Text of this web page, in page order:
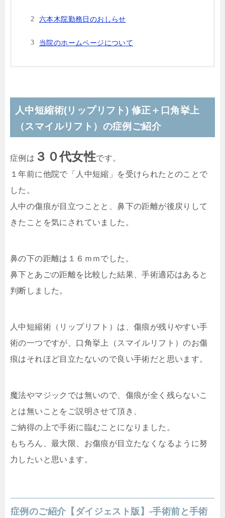
六本木院勤務日のおしらせ
当院のホームページについて
人中短縮術(リップリフト) 修正＋口角挙上
（スマイルリフト）の症例ご紹介
症例は ３０代女性です。
１年前に他院で「人中短縮」を受けられたとのことで
した。
人中の傷痕が目立つことと、鼻下の距離が後戻りして
きたことを気にされていました。
鼻の下の距離は１６ｍｍでした。
鼻下とあごの距離を比較した結果、手術適応はあると
判断しました。
人中短縮術（リップリフト）は、傷痕が残りやすい手
術の一つですが、口角挙上（ スマイルリフト ）のお傷
痕はそれほど目立たないので良い手術だと思います。
魔法やマジックでは無いので、傷痕が全く残らないこ
とは無いことをご説明させて頂き、
ご納得の上で手術に臨むことになりました。
もちろん、最大限、お傷痕が目立たなくなるように努
力したいと思います。
症例のご紹介【ダイジェスト版】-手術前と手術